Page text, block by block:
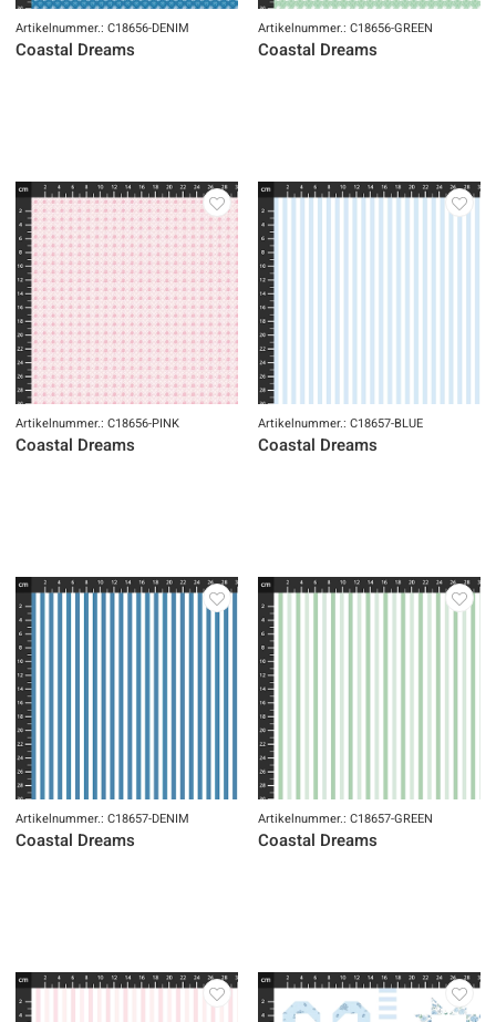
Artikelnummer.: C18656-DENIM
Coastal Dreams
Artikelnummer.: C18656-GREEN
Coastal Dreams
Artikelnummer.: C18656-PINK
Coastal Dreams
Artikelnummer.: C18657-BLUE
Coastal Dreams
Artikelnummer.: C18657-DENIM
Coastal Dreams
Artikelnummer.: C18657-GREEN
Coastal Dreams